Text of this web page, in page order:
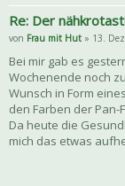
Re: Der
von Frau mit Hut » 13.
Bei mir gab es
Wochenende noch
Wunsch in Form
den Farben der Pan-
Da heute die
mich das etwas